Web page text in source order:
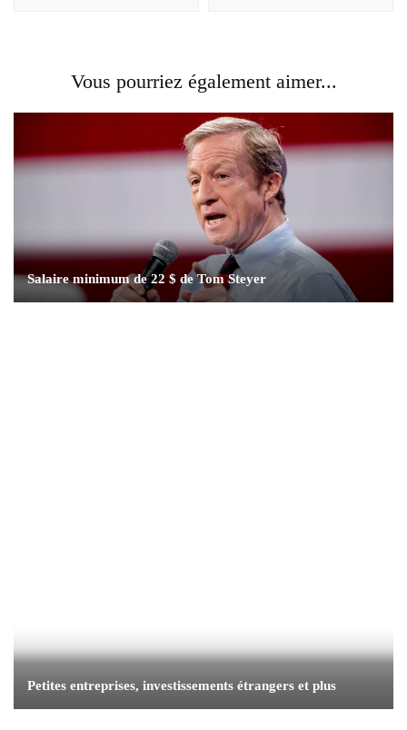
Vous pourriez également aimer...
Salaire minimum de 22 $ de Tom Steyer
Petites entreprises, investissements étrangers et plus